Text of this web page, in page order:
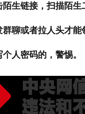
生链接，扫描陌生
聊或者拉人头才能
人密码的，警惕。